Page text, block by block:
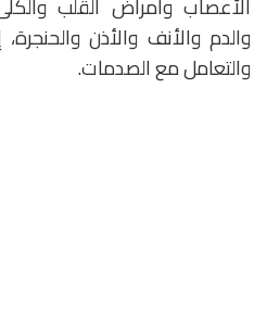
والدم والأنف والأذن
والتعامل مع الصدمات.